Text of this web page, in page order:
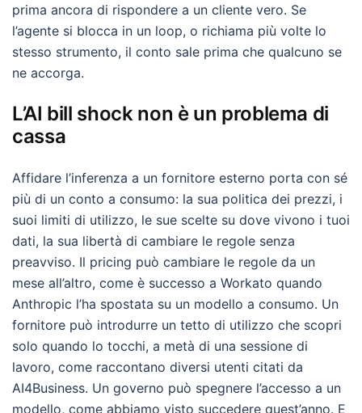
prima ancora di rispondere a un cliente vero. Se
l’agente si blocca in un loop, o richiama più volte lo
stesso strumento, il conto sale prima che qualcuno se
ne accorga.
L’AI bill shock non è un problema di
cassa
Affidare l’inferenza a un fornitore esterno porta con sé
più di un conto a consumo: la sua politica dei prezzi, i
suoi limiti di utilizzo, le sue scelte su dove vivono i tuoi
dati, la sua libertà di cambiare le regole senza
preavviso. Il pricing può cambiare le regole da un
mese all’altro, come è successo a Workato quando
Anthropic l’ha spostata su un modello a consumo. Un
fornitore può introdurre un tetto di utilizzo che scopri
solo quando lo tocchi, a metà di una sessione di
lavoro, come raccontano diversi utenti citati da
AI4Business. Un governo può spegnere l’accesso a un
modello, come abbiamo visto succedere quest’anno. E